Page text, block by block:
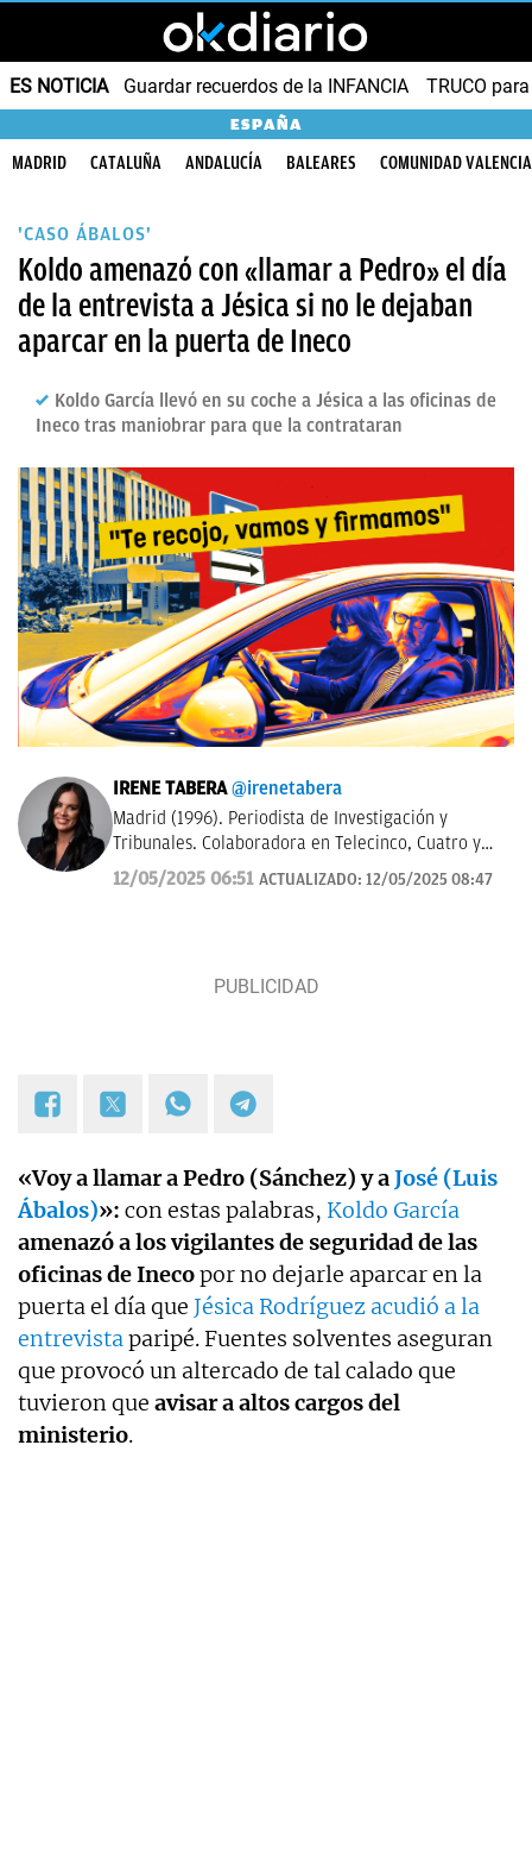
ES NOTICIA Guardar recuerdos de la INFANCIA TRUCO
ESPAÑA
MADRID CATALUÑA ANDALUCÍA BALEARES COMUNIDAD
'CASO ÁBALOS'
Koldo amenazó con «llamar a Pedro» el día
de la entrevista a Jésica si no le dejaban
aparcar en la puerta de Ineco
Koldo García llevó en su coche a Jésica a las oficinas de
Ineco tras maniobrar para que la contrataran
IRENE TABERA @irenetabera
Madrid (1996). Periodista de Investigación y
Tribunales. Colaboradora en Telecinco, Cuatro y
Telemadrid. Graduada en Periodismo por la
Universidad Complutense de Madrid y máster en
12/05/2025 06:51 ACTUALIZADO: 12/05/2025 08:47
«Voy a llamar a Pedro (Sánchez) y aJosé (Luis
Ábalos)»: con estas palabras, Koldo García
amenazó a los vigilantes de seguridad de las
oficinas de Inecopor no dejarle aparcar en la
puerta el día que Jésica Rodríguez acudió a la
entrevistaparipé. Fuentes solventes aseguran
que provocó un altercado de tal calado que
tuvieron que avisar a altos cargos del
ministerio.